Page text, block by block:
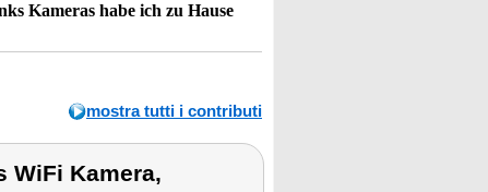
Kameras habe ich zu Hause
mostra tutti i contributi
Kamera,